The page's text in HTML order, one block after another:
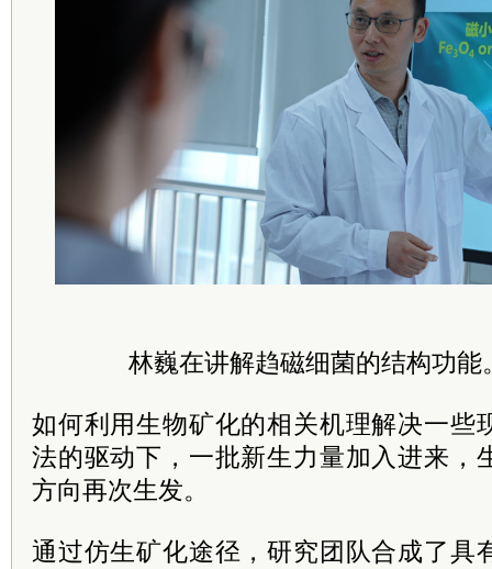
林巍在讲解趋磁细菌的结构功能
如何利用生物矿化的相关机理解决一些
法的驱动下，一批新生力量加入进来，
方向再次生发。
通过仿生矿化途径，研究团队合成了具